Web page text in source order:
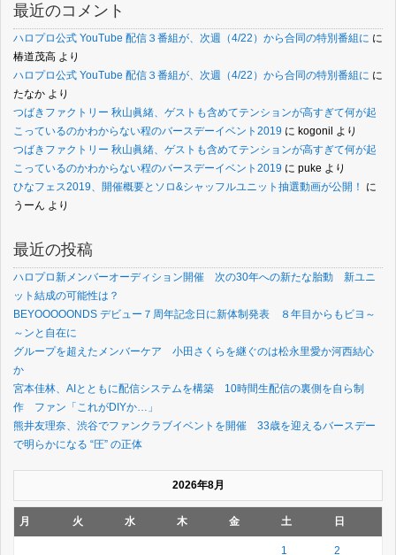
最近のコメント
ハロプロ公式 YouTube 配信３番組が、次週（4/22）から合同の特別番組に に
椿道茂高 より
ハロプロ公式 YouTube 配信３番組が、次週（4/22）から合同の特別番組に に
たなか より
つばきファクトリー 秋山眞緒、ゲストも含めてテンションが高すぎて何が起
こっているのかわからない程のバースデーイベント2019 に kogonil より
つばきファクトリー 秋山眞緒、ゲストも含めてテンションが高すぎて何が起
こっているのかわからない程のバースデーイベント2019 に puke より
ひなフェス2019、開催概要とソロ&シャッフルユニット抽選動画が公開！
に
うーん より
最近の投稿
ハロプロ新メンバーオーディション開催 次の30年への新たな胎動 新ユニ
ット結成の可能性は？
BEYOOOOONDS デビュー７周年記念日に新体制発表 ８年目からもビヨ～
～ンと自在に
グループを超えたメンバーケア 小田さくらを継ぐのは松永里愛か河西結心
か
宮本佳林、AIとともに配信システムを構築 10時間生配信の裏側を自ら制
作 ファン「これがDIYか…」
熊井友理奈、渋谷でファンクラブイベントを開催 33歳を迎えるバースデー
で明らかになる “圧” の正体
2026年8月
月 火 水 木 金 土 日
1 2